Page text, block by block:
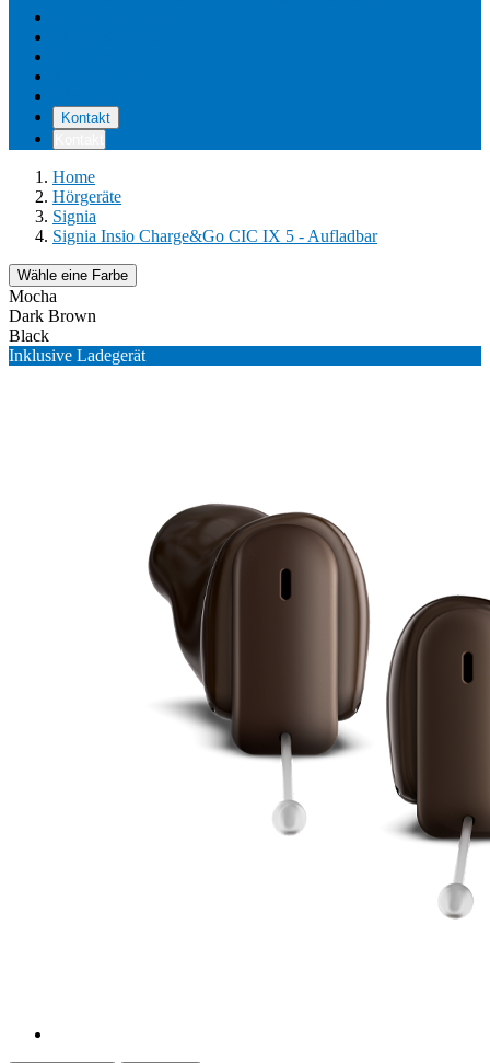
Kontakt
Home
Hörgeräte
Signia
Signia Insio Charge&Go CIC IX 5 - Aufladbar
Wähle eine Farbe
Mocha
Dark Brown
Black
Inklusive Ladegerät